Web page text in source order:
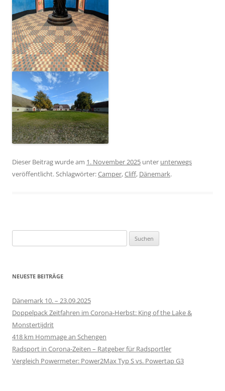
Dieser Beitrag wurde am 1. November 2025 unter unterwegs
veröffentlicht. Schlagwörter:Camper,Cliff, Dänemark.
u
h
n
n
a
c
h
:
NEUESTE BEITRÄGE
Dänemark 10. – 23.09.2025
Doppelpack Zeitfahren im Corona-Herbst: King of the Lake &
Monstertijdrit
418 km Hommage an Schengen
Radsport in Corona-Zeiten – Ratgeber für Radsportler
Vergleich Powermeter: Power2Max Typ S vs. Powertap G3